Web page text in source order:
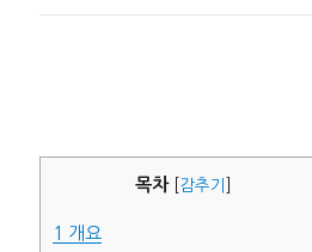
쓴
성
목차 감추기
1 개요